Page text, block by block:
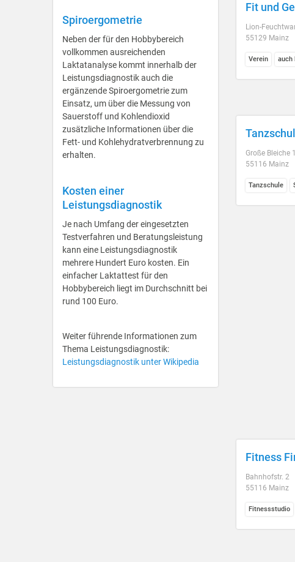
Spiroergometrie
Neben der für den Hobbybereich
vollkommen ausreichenden
Laktatanalyse kommt innerhalb der
Leistungsdiagnostik auch die
ergänzende Spiroergometrie zum
Einsatz, um über die Messung von
Sauerstoff und Kohlendioxid
zusätzliche Informationen über die
Fett- und Kohlehydratverbrennung zu
erhalten.
Kosten einer
Leistungsdiagnostik
Je nach Umfang der eingesetzten
Testverfahren und Beratungsleistung
kann eine Leistungsdiagnostik
mehrere Hundert Euro kosten. Ein
einfacher Laktattest für den
Hobbybereich liegt im Durchschnitt bei
rund 100 Euro.
Weiter führende Informationen zum
Thema Leistungsdiagnostik:
Leistungsdiagnostik unter Wikipedia
Fit und
Lion-
55129 Mainz
Verein auch
Große Bleiche
55116 Mainz
Tanzschule
Fitness
Bahnhofstr. 2
55116 Mainz
Fitnessstudio